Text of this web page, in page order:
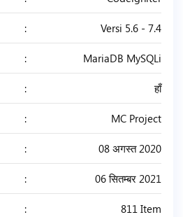
Versi 5.6 - 7.4
MariaDB MySQLi
हाँ
MC Project
08 अगस्त 2020
06 सितम्बर 2021
811 Item